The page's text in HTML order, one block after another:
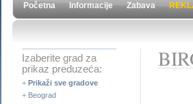
Početna Informacije Zabava
Izaberite grad za
prikaz preduzeća:
+ Prikaži sve gradove
+ Beograd